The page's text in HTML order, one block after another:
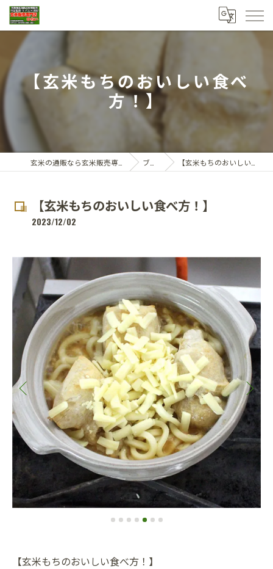
【玄米もちのおいしい食べ
方！】
ブログ 【玄米もちのおいしい食べ方！】
【玄米もちのおいしい食べ方！】
2023/12/02
【玄米もちのおいしい食べ方！】